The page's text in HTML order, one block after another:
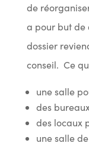
de
a pour but de
dossier
conseil. Ce
une salle
des bureaux
des locaux
une salle